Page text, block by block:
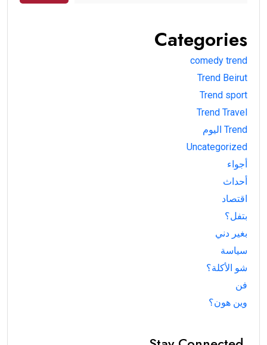
Categories
comedy trend
Trend Beirut
Trend sport
Trend Travel
Trend اليوم
Uncategorized
أجواء
أحداث
اقتصاد
بتفل؟
بغير دني
سياسة
شو الأكلة؟
فن
وين هون؟